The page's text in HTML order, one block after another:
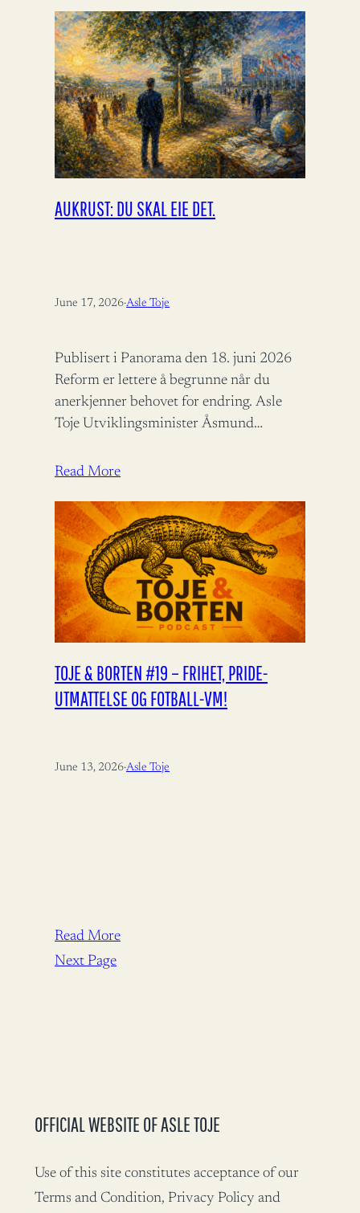
AUKRUST: DU SKAL EIE DET.
June 17, 2026·Asle Toje
Publisert i Panorama den 18. juni 2026
Reform er lettere å begrunne når du
anerkjenner behovet for endring. Asle
Toje Utviklingsminister Åsmund
bistandsdebatten.…
Read More
TOJE & BORTEN #19 – FRIHET, PRIDE-
UTMATTELSE OG FOTBALL-VM!
June 13, 2026·Asle Toje
Read More
Next Page
OFFICIAL WEBSITE OF ASLE TOJE
Use of this site constitutes acceptance of our
Terms and Condition, Privacy Policy and